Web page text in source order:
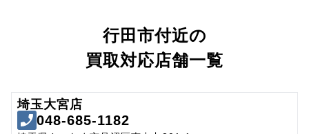
行田市付近の
買取対応店舗一覧
埼玉大宮店
048-685-1182